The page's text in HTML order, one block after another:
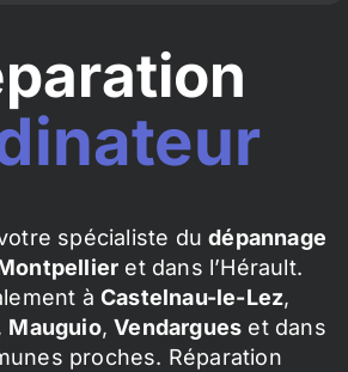
spécialiste dudépannage
et dans l’Hérault.
à Castelnau-le-Lez,
Mauguio,Vendargues et dans
proches. Réparation